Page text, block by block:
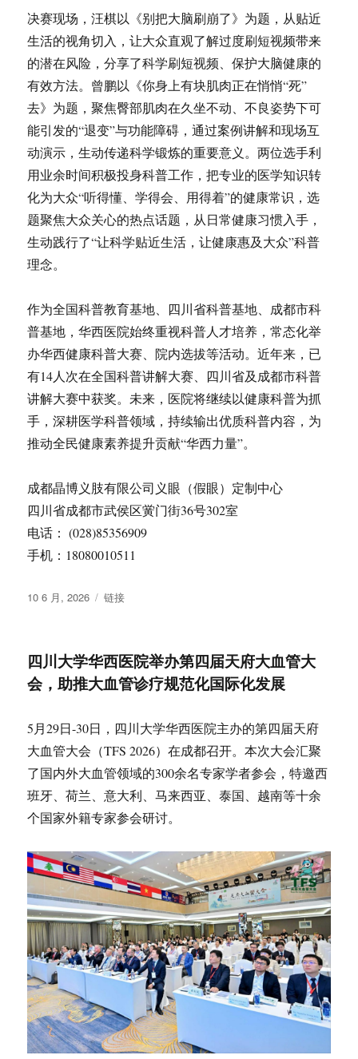
决赛现场，汪棋以《别把大脑刷崩了》为题，从贴近
生活的视角切入，让大众直观了解过度刷短视频带来
的潜在风险，分享了科学刷短视频、保护大脑健康的
有效方法。曾鹏以《你身上有块肌肉正在悄悄“死”
去》为题，聚焦臀部肌肉在久坐不动、不良姿势下可
能引发的“退变”与功能障碍，通过案例讲解和现场互
动演示，生动传递科学锻炼的重要意义。两位选手利
用业余时间积极投身科普工作，把专业的医学知识转
化为大众“听得懂、学得会、用得着”的健康常识，选
题聚焦大众关心的热点话题，从日常健康习惯入手，
生动践行了“让科学贴近生活，让健康惠及大众”科普
理念。
作为全国科普教育基地、四川省科普基地、成都市科
普基地，华西医院始终重视科普人才培养，常态化举
办华西健康科普大赛、院内选拔等活动。近年来，已
有14人次在全国科普讲解大赛、四川省及成都市科普
讲解大赛中获奖。未来，医院将继续以健康科普为抓
手，深耕医学科普领域，持续输出优质科普内容，为
推动全民健康素养提升贡献“华西力量”。
成都晶博义肢有限公司义眼（假眼）定制中心
四川省成都市武侯区黉门街36号302室
电话： (028)85356909
手机：18080010511
发
10 6 月, 2026
格
链接
四川大学华西医院举办第四届天府大血管大
会，助推大血管诊疗规范化国际化发展
5月29日-30日，四川大学华西医院主办的第四届天府
大血管大会（TFS 2026）在成都召开。本次大会汇聚
了国内外大血管领域的300余名专家学者参会，特邀西
班牙、荷兰、意大利、马来西亚、泰国、越南等十余
个国家外籍专家参会研讨。